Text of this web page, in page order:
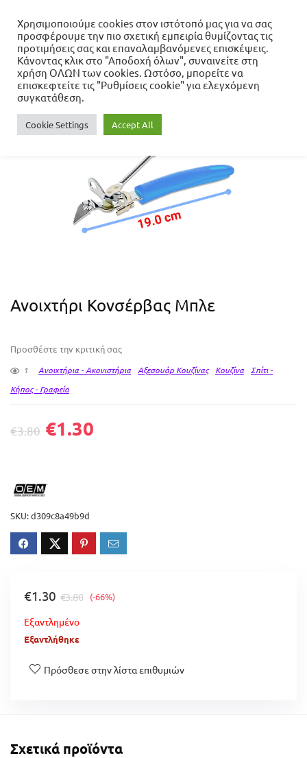
Αρχική σελίδα Σπίτι - Κήπος - Γραφείο
Κουζίνα
Αξεσουάρ Κουζίνας
Ανοιχτήρια - Ακονιστήρια
Ανοιχτήρι Κονσέρβας Μπλε
Ανοιχτήρι Κονσέρβας Μπλε
Προσθέστε την κριτική σας
1 Ανοιχτήρια - Ακονιστήρια Αξεσουάρ Κουζίνας Κουζίνα
Σπίτι -
Κήπος - Γραφείο
€3.80 €1.30
SKU:d309c8a49b9d
€3.80
€1.30 (-66%)
Εξαντλημένο
Εξαντλήθηκε
Πρόσθεσε στην λίστα επιθυμιών
Σχετικά προϊόντα
Χρησιμοποιούμε cookies στον ιστότοπό μας για να σας
προσφέρουμε την πιο σχετική εμπειρία θυμίζοντας τις
προτιμήσεις σας και επαναλαμβανόμενες επισκέψεις.
Κάνοντας κλικ στο "Αποδοχή όλων", συναινείτε στη
χρήση ΟΛΩΝ των cookies. Ωστόσο, μπορείτε να
επισκεφτείτε τις "Ρυθμίσεις cookie" για ελεγχόμενη
συγκατάθεση.
Cookie Settings Accept All